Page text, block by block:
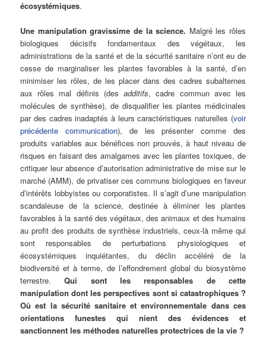
écosystémiques.
Une manipulation gravissime de la science. Malgré les rôles
biologiques décisifs fondamentaux des végétaux, les
administrations de la santé et de la sécurité sanitaire n’ont eu de
cesse de marginaliser les plantes favorables à la santé, d’en
minimiser les rôles, de les placer dans des cadres subalternes
aux rôles mal définis (desadditifs, cadre commun avec les
molécules de synthèse), de disqualifier les plantes médicinales
par des cadres inadaptés à leurs caractéristiques naturelles (voir
précédente communication), de les présenter comme des
produits variables aux bénéfices non prouvés, à haut niveau de
risques en faisant des amalgames avec les plantes toxiques, de
critiquer leur absence d’autorisation administrative de mise sur le
marché (AMM), de privatiser ces communs biologiques en faveur
d’intérêts lobbyistes ou corporatistes. Il s’agit d’une manipulation
scandaleuse de la science, destinée à éliminer les plantes
favorables à la santé des végétaux, des animaux et des humains
au profit des produits de synthèse industriels, ceux-là même qui
sont responsables de perturbations physiologiques et
écosystémiques inquiétantes, du déclin accéléré de la
biodiversité et à terme, de l’effondrement global du biosystème
terrestre.Qui sont les responsables de cette
manipulation dont les perspectives sont si catastrophiques ?
Où est la sécurité sanitaire et environnementale dans ces
orientations funestes qui nient des évidences et
sanctionnent les méthodes naturelles protectrices de la vie ?